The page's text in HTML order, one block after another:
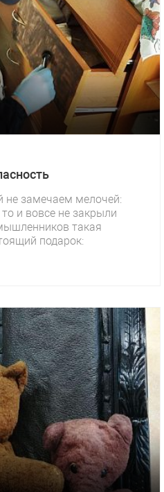
замечаем мелочей:
и вовсе не закрыли
такая
подарок: